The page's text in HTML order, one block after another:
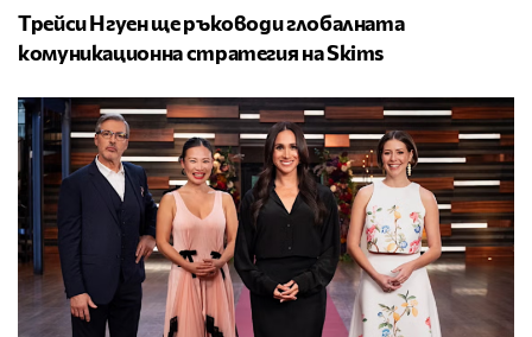
Трейси Нгуен ще ръководи глобалната
комуникационна стратегия на Skims